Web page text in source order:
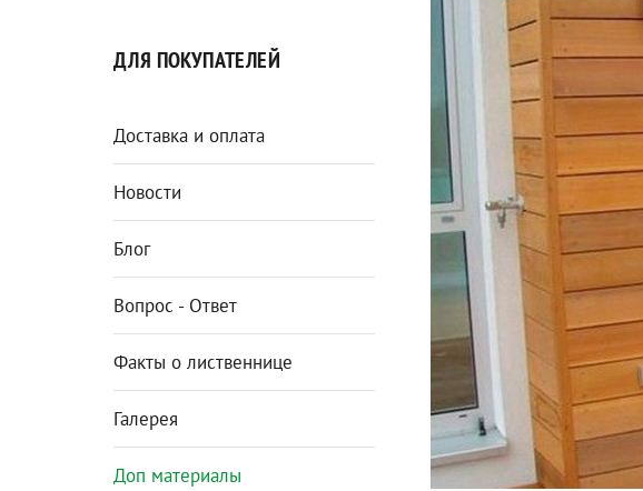
ДЛЯ ПОКУПАТЕЛЕЙ
Доставка и оплата
Новости
Блог
Вопрос - Ответ
Факты о лиственнице
Галерея
Доп материалы